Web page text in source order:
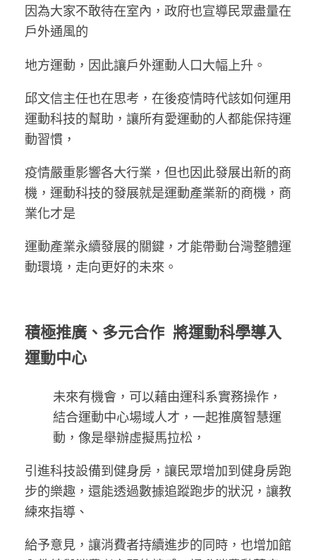
因為大家不敢待在室內，政府也宣導民眾盡量在
戶外通風的
地方運動，因此讓戶外運動人口大幅上升。
邱文信主任也在思考，在後疫情時代該如何運用
運動科技的幫助，讓所有愛運動的人都能保持運
動習慣，
疫情嚴重影響各大行業，但也因此發展出新的商
機，運動科技的發展就是運動產業新的商機，商
業化才是
運動產業永續發展的關鍵，才能帶動台灣整體運
動環境，走向更好的未來。
積極推廣、多元合作 將運動科學導入
運動中心
未來有機會，可以藉由運科系實務操作，
結合運動中心場域人才，一起推廣智慧運
動，像是舉辦虛擬馬拉松，
引進科技設備到健身房，讓民眾增加到健身房跑
步的樂趣，還能透過數據追蹤跑步的狀況，讓教
練來指導、
給予意見，讓消費者持續進步的同時，也增加館